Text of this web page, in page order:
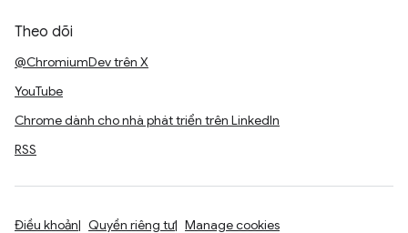
Theo dõi
@ChromiumDev trên X
YouTube
Chrome dành cho nhà phát triển trên LinkedIn
RSS
Điều khoản Quyền riêng tư Manage cookies